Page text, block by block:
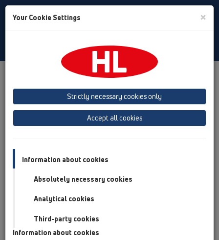
Toggle
HL - bir başarı hikayesi!
Your Cookie Settings ×
Strictly necessary cookies only
Accept all cookies
Information about cookies
Absolutely necessary cookies
Analytical cookies
Third-party cookies
Information about cookies